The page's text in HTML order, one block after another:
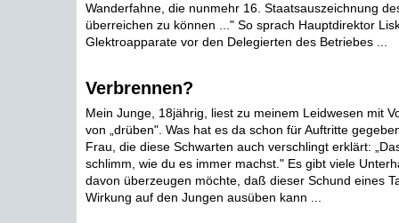
Wanderfahne, die nunmehr 16. Staatsauszeichnung
überreichen zu können ..." So sprach Hauptdirektor
Glektroapparate vor den Delegierten des Betriebes ...
Verbrennen?
Mein Junge, 18jährig, liest zu meinem Leidwesen mit
von „drüben". Was hat es da schon für Auftritte
Frau, die diese Schwarten auch verschlingt erklärt:
schlimm, wie du es immer machst." Es gibt viele
davon überzeugen möchte, daß dieser Schund eines
Wirkung auf den Jungen ausüben kann ...